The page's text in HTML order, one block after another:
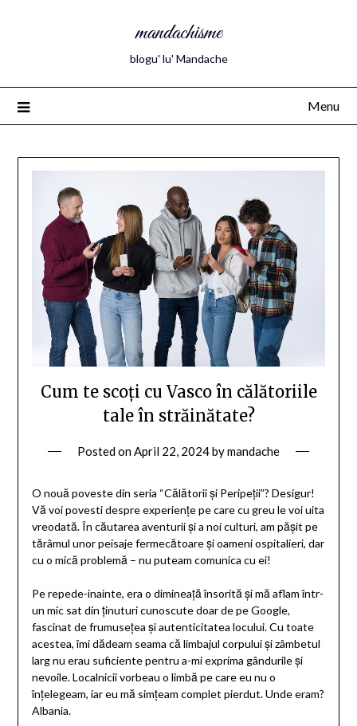
mandachisme
blogu' lu' Mandache
Menu
Cum te scoți cu Vasco în călătoriile
tale în străinătate?
Posted onApril 22, 2024bymandache
O nouă poveste din seria “Călătorii și Peripeții”? Desigur!
Vă voi povesti despre experiențe pe care cu greu le voi uita
vreodată. În căutarea aventurii și a noi culturi, am pășit pe
tărâmul unor peisaje fermecătoare și oameni ospitalieri, dar
cu o mică problemă – nu puteam comunica cu ei!
Pe repede-inainte, era o dimineață însorită și mă aflam într-
un mic sat din ținuturi cunoscute doar de pe Google,
fascinat de frumusețea și autenticitatea locului. Cu toate
acestea, îmi dădeam seama că limbajul corpului și zâmbetul
larg nu erau suficiente pentru a-mi exprima gândurile și
nevoile. Localnicii vorbeau o limbă pe care eu nu o
înțelegeam, iar eu mă simțeam complet pierdut. Unde eram?
Albania.